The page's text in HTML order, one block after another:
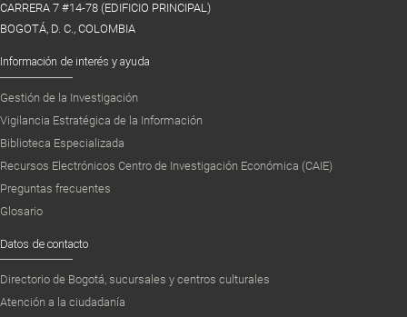
CARRERA 7 #14-78 (EDIFICIO PRINCIPAL)
BOGOTÁ, D. C., COLOMBIA
Información de interés y ayuda
Gestión de la Investigación
Vigilancia Estratégica de la Información
Biblioteca Especializada
Recursos Electrónicos Centro de Investigación Económica (CAIE)
Preguntas frecuentes
Glosario
Datos de contacto
Directorio de Bogotá, sucursales y centros culturales
Atención a la ciudadanía